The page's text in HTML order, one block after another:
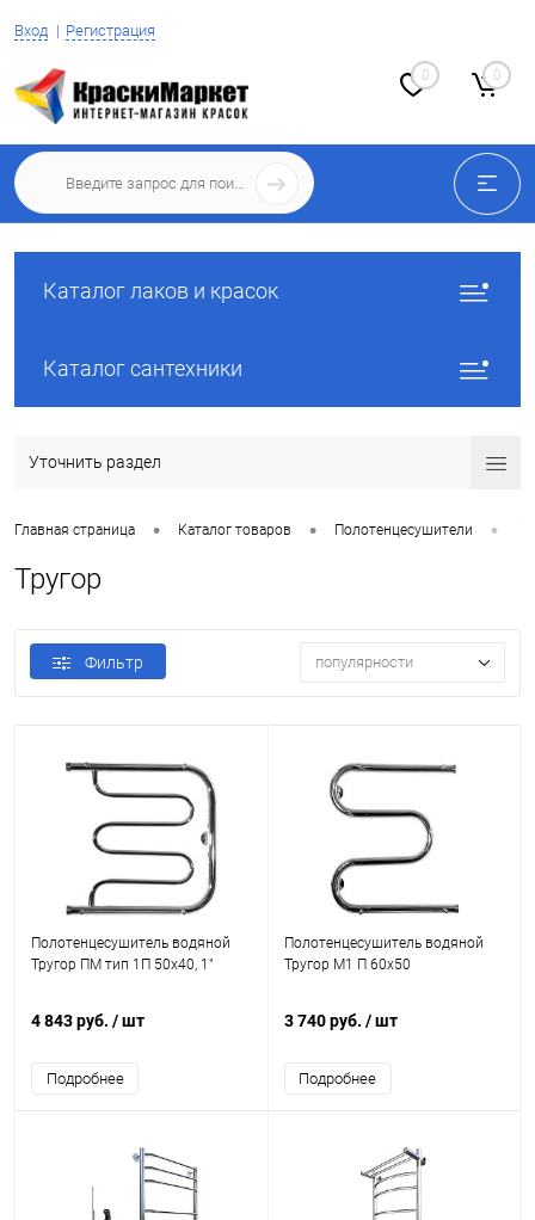
Вход Регистрация
0 0
Каталог лаков и красок
Каталог сантехники
Уточнить раздел
Главная страница • Каталог товаров • Полотенцесушители •
Тругор
Фильтр популярности
Полотенцесушитель водяной
Тругор ПМ тип 1П 50x40, 1"
4 843 руб. / шт
Подробнее
Полотенцесушитель водяной
Тругор М1 П 60x50
3 740 руб. / шт
Подробнее